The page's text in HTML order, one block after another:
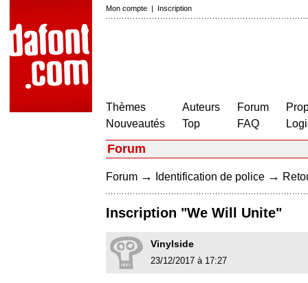
Mon compte | Inscription
Thèmes
Nouveautés
Auteurs
Top
Forum
FAQ
Forum
Forum → Identification de police →
Inscription "We Will Unite"
Vinylside
23/12/2017 à 17:27